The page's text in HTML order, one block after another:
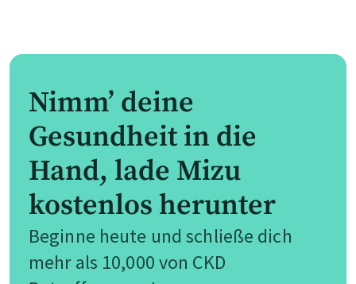
Nimm’ deine
Gesundheit in die
Hand, lade Mizu
kostenlos herunter
Beginne heute und schließe dich
mehr als 10,000 von CKD